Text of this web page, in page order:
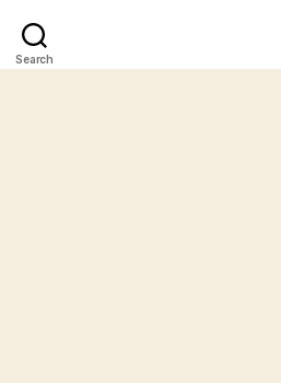
Search